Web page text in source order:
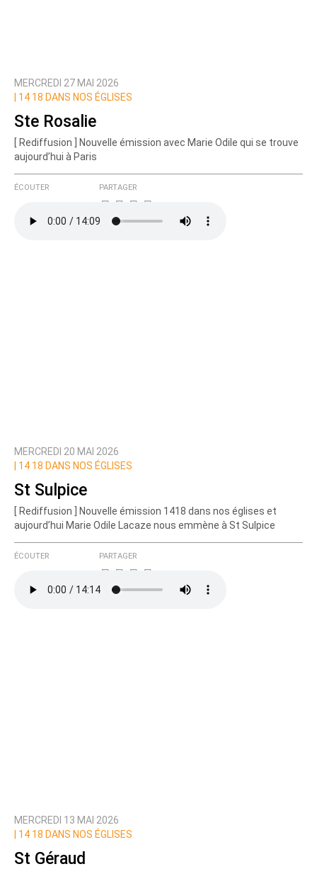
MERCREDI 27 MAI 2026
14 18 DANS NOS ÉGLISES
Ste Rosalie
[ Rediffusion ] Nouvelle émission avec Marie Odile qui se trouve
aujourd’hui à Paris
ÉCOUTER PARTAGER
MERCREDI 20 MAI 2026
14 18 DANS NOS ÉGLISES
St Sulpice
[ Rediffusion ] Nouvelle émission 1418 dans nos églises et
aujourd’hui Marie Odile Lacaze nous emmène à St Sulpice
ÉCOUTER PARTAGER
MERCREDI 13 MAI 2026
14 18 DANS NOS ÉGLISES
St Géraud